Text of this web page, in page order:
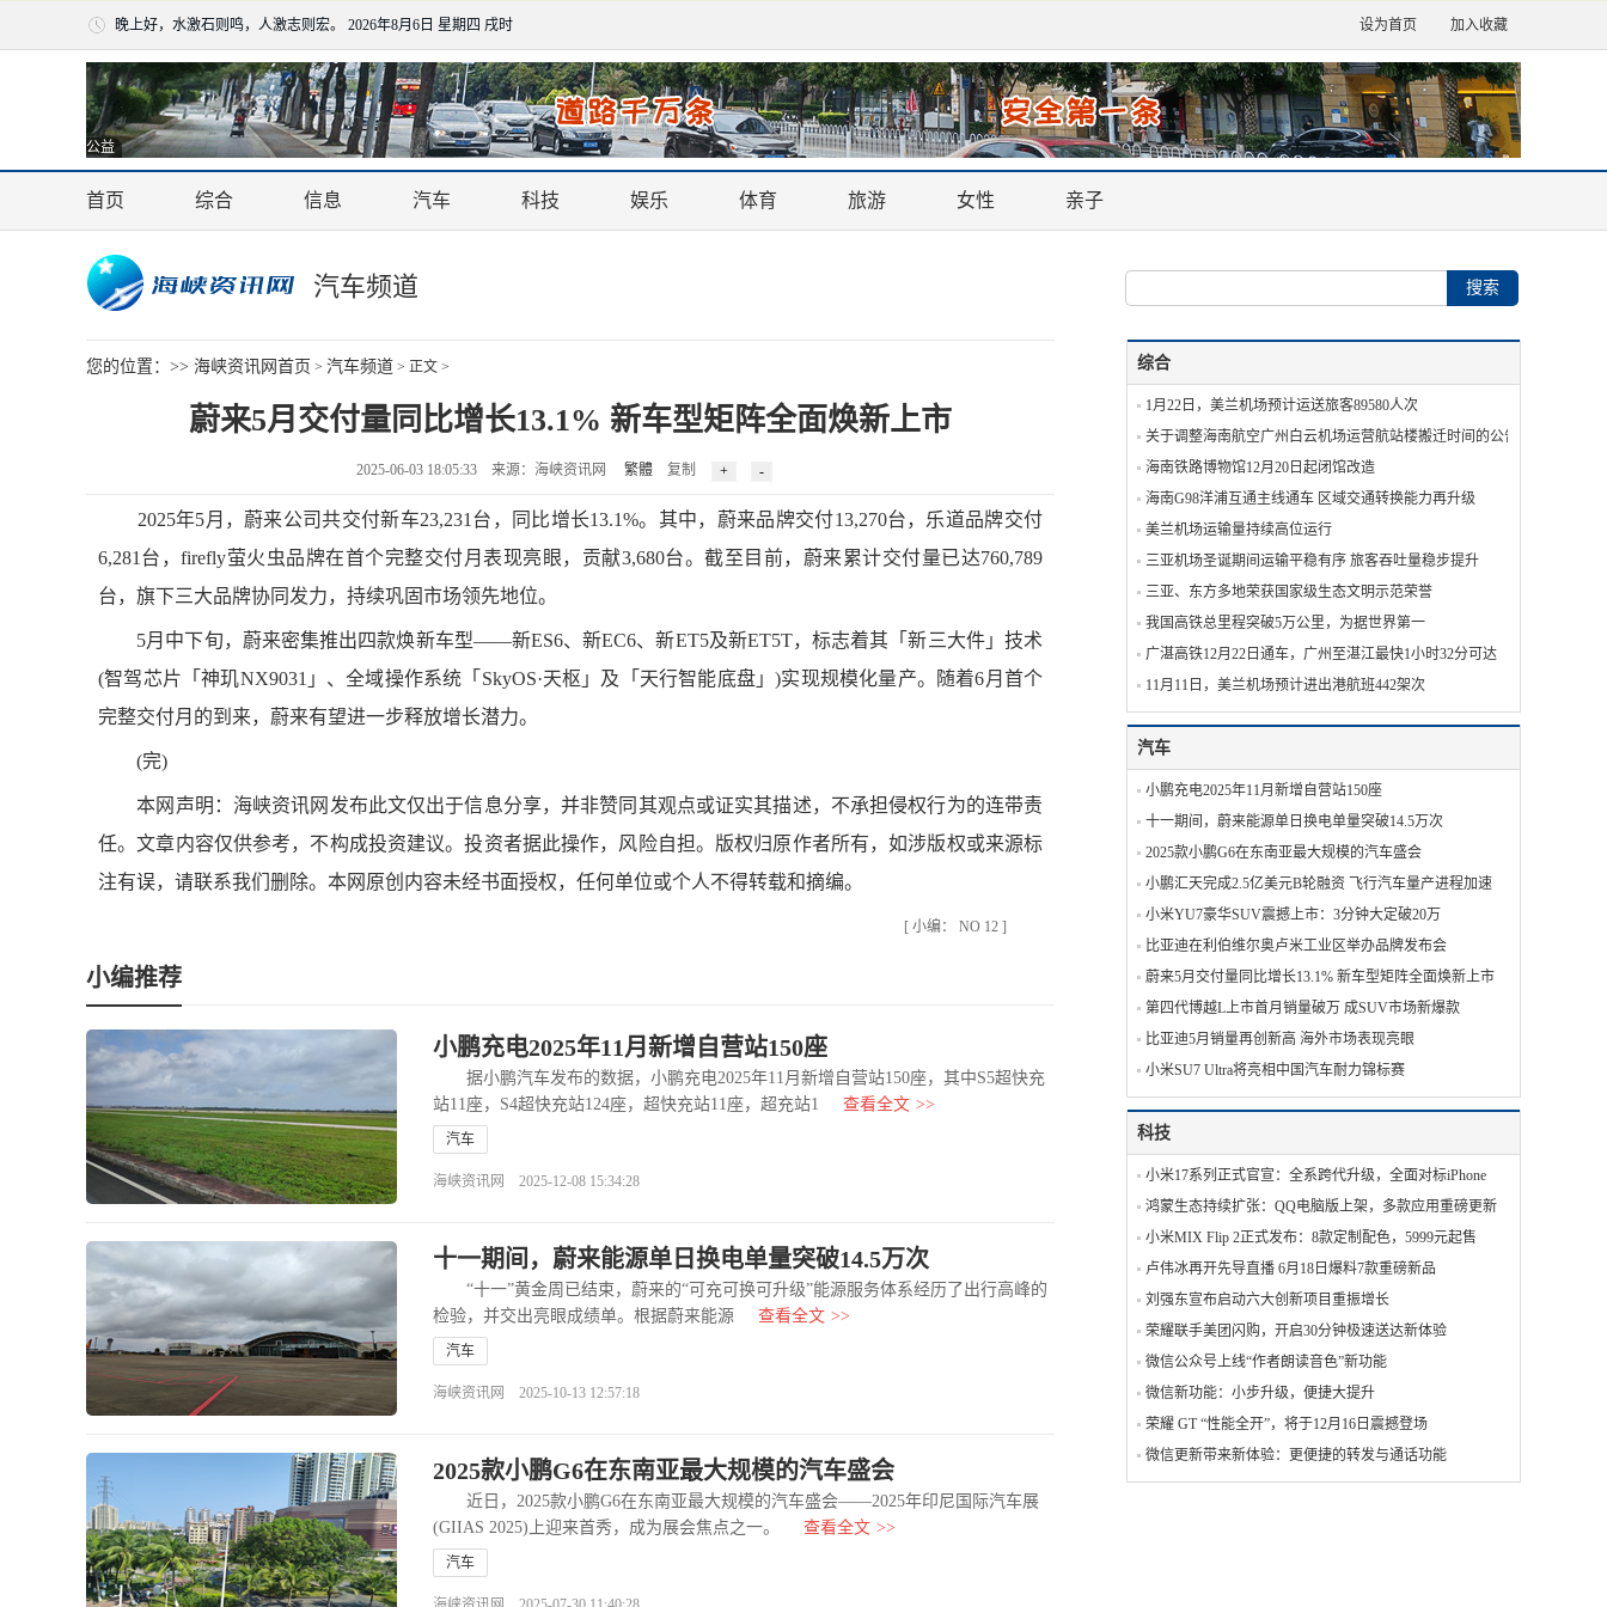
晚上好，水激石则鸣，人激志则宏。 2026年8月6日 星期四 戌时 设为首页 加入收藏
公益
首页 综合 信息 汽车 科技 娱乐 体育 旅游 女性 亲子
汽车频道
您的位置：>> 海峡资讯网首页 > 汽车频道 > 正文 >
蔚来5月交付量同比增长13.1% 新车型矩阵全面焕新上市
2025-06-03 18:05:33 来源：海峡资讯网 繁體 复制
2025年5月，蔚来公司共交付新车23,231台，同比增长13.1%。其中，蔚来品牌交付13,270台，乐道品牌交付
6,281台，firefly萤火虫品牌在首个完整交付月表现亮眼，贡献3,680台。截至目前，蔚来累计交付量已达760,789
台，旗下三大品牌协同发力，持续巩固市场领先地位。
5月中下旬，蔚来密集推出四款焕新车型——新ES6、新EC6、新ET5及新ET5T，标志着其「新三大件」技术
(智驾芯片「神玑NX9031」、全域操作系统「SkyOS·天枢」及「天行智能底盘」)实现规模化量产。随着6月首个
完整交付月的到来，蔚来有望进一步释放增长潜力。
(完)
本网声明：海峡资讯网发布此文仅出于信息分享，并非赞同其观点或证实其描述，不承担侵权行为的连带责
任。文章内容仅供参考，不构成投资建议。投资者据此操作，风险自担。版权归原作者所有，如涉版权或来源标
注有误，请联系我们删除。本网原创内容未经书面授权，任何单位或个人不得转载和摘编。
[ 小编： NO 12 ]
小编推荐
小鹏充电2025年11月新增自营站150座
据小鹏汽车发布的数据，小鹏充电2025年11月新增自营站150座，其中S5超快充
站11座，S4超快充站124座，超快充站11座，超充站1
查看全文 >>
汽车
海峡资讯网 2025-12-08 15:34:28
十一期间，蔚来能源单日换电单量突破14.5万次
“十一”黄金周已结束，蔚来的“可充可换可升级”能源服务体系经历了出行高峰的
检验，并交出亮眼成绩单。根据蔚来能源
查看全文 >>
汽车
海峡资讯网 2025-10-13 12:57:18
2025款小鹏G6在东南亚最大规模的汽车盛会
近日，2025款小鹏G6在东南亚最大规模的汽车盛会——2025年印尼国际汽车展
(GIIAS 2025)上迎来首秀，成为展会焦点之一。
查看全文 >>
汽车
综合
1月22日，美兰机场预计运送旅客89580人次
关于调整海南航空广州白云机场运营航站楼搬迁时间的公告
海南铁路博物馆12月20日起闭馆改造
海南G98洋浦互通主线通车 区域交通转换能力再升级
美兰机场运输量持续高位运行
三亚机场圣诞期间运输平稳有序 旅客吞吐量稳步提升
三亚、东方多地荣获国家级生态文明示范荣誉
我国高铁总里程突破5万公里，为据世界第一
广湛高铁12月22日通车，广州至湛江最快1小时32分可达
11月11日，美兰机场预计进出港航班442架次
汽车
小鹏充电2025年11月新增自营站150座
十一期间，蔚来能源单日换电单量突破14.5万次
2025款小鹏G6在东南亚最大规模的汽车盛会
小鹏汇天完成2.5亿美元B轮融资 飞行汽车量产进程加速
小米YU7豪华SUV震撼上市：3分钟大定破20万
比亚迪在利伯维尔奥卢米工业区举办品牌发布会
蔚来5月交付量同比增长13.1% 新车型矩阵全面焕新上市
第四代博越L上市首月销量破万 成SUV市场新爆款
比亚迪5月销量再创新高 海外市场表现亮眼
小米SU7 Ultra将亮相中国汽车耐力锦标赛
科技
小米17系列正式官宣：全系跨代升级，全面对标iPhone
鸿蒙生态持续扩张：QQ电脑版上架，多款应用重磅更新
小米MIX Flip 2正式发布：8款定制配色，5999元起售
卢伟冰再开先导直播 6月18日爆料7款重磅新品
刘强东宣布启动六大创新项目重振增长
荣耀联手美团闪购，开启30分钟极速送达新体验
微信公众号上线“作者朗读音色”新功能
微信新功能：小步升级，便捷大提升
荣耀 GT “性能全开”，将于12月16日震撼登场
微信更新带来新体验：更便捷的转发与通话功能